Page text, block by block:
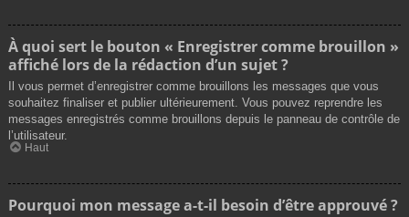
À quoi sert le bouton « Enregistrer comme brouillon »
affiché lors de la rédaction d’un sujet ?
Il vous permet d’enregistrer comme brouillons les messages que vous
souhaitez finaliser et publier ultérieurement. Vous pouvez reprendre les
messages enregistrés comme brouillons depuis le panneau de contrôle de
l’utilisateur.
Haut
Pourquoi mon message a-t-il besoin d’être approuvé ?